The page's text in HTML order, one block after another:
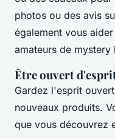
photos ou des avis
également vous
amateurs de mystery
Être ouvert
Gardez l'esprit
nouveaux produits.
que vous découvrez